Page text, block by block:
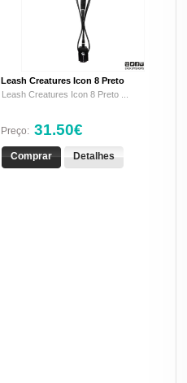
Leash Creatures Icon 8 Preto
Leash Creatures Icon 8 Preto ...
Preço: 31.50€
Comprar Detalhes